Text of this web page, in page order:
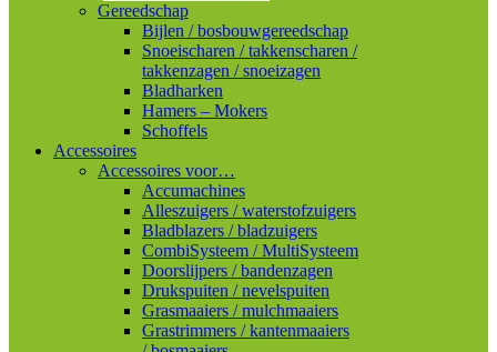
Gereedschap
Bijlen / bosbouwgereedschap
Snoeischaren / takkenscharen /
takkenzagen / snoeizagen
Bladharken
Hamers – Mokers
Schoffels
Accessoires
Accessoires voor…
Accumachines
Alleszuigers / waterstofzuigers
Bladblazers / bladzuigers
CombiSysteem / MultiSysteem
Doorslijpers / bandenzagen
Drukspuiten / nevelspuiten
Grasmaaiers / mulchmaaiers
Grastrimmers / kantenmaaiers